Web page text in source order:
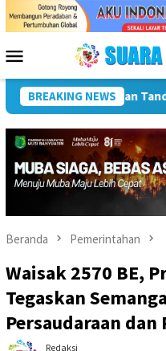
Menu
Mobile
BREAKING NEWS
Dorong UMKM Naik
Beranda Pemerintahan
Waisak 2570 BE,
Tegaskan
Persaudaraan dan
Redaksi